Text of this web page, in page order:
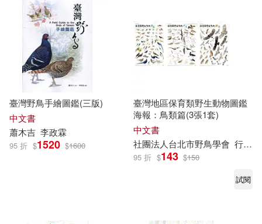
臺灣野鳥手繪圖鑑(三版)
中文書
蕭木吉 李政霖
95 折 $1520 $1600
臺灣地區保育類野生動物圖鑑
海報：鳥類篇(3張1套)
中文書
社團法人台北市野鳥學會 行政院農業委員會林務局
95 折 $143 $150
試閱